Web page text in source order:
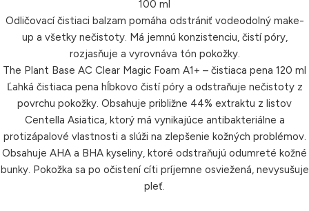
100 ml
Odličovací čistiaci balzam pomáha odstrániť vodeodolný make-
up a všetky nečistoty. Má jemnú konzistenciu, čistí póry,
rozjasňuje a vyrovnáva tón pokožky.
The Plant Base AC Clear Magic Foam A1+ – čistiaca pena 120 ml
Ľahká čistiaca pena hĺbkovo čistí póry a odstraňuje nečistoty z
povrchu pokožky. Obsahuje približne 44% extraktu z listov
Centella Asiatica, ktorý má vynikajúce antibakteriálne a
protizápalové vlastnosti a slúži na zlepšenie kožných problémov.
Obsahuje AHA a BHA kyseliny, ktoré odstraňujú odumreté kožné
bunky. Pokožka sa po očistení cíti príjemne osviežená, nevysušuje
pleť.